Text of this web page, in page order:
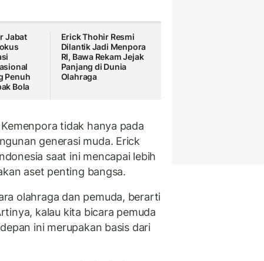
Jabat
Penuh
Bola
Erick Thohir Resmi
Dilantik Jadi Menpora
RI, Bawa Rekam Jejak
Panjang di Dunia
Olahraga
tidak hanya pada
generasi muda. Erick
saat ini mencapai lebih
aset penting bangsa.
olahraga dan pemuda, berarti
kalau kita bicara pemuda
ini merupakan basis dari